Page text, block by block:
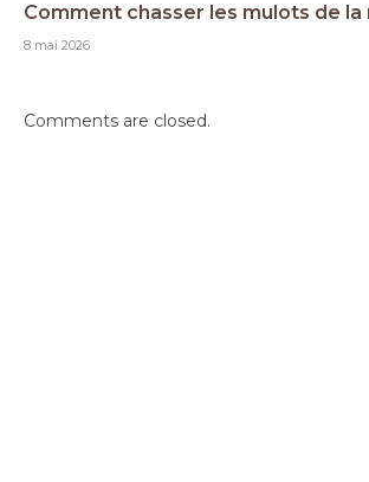
Comment chasser les mulots de la
8 mai 2026
Comments are closed.